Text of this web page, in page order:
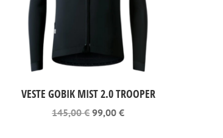
VESTE GOBIK MIST 2.0 TROOPER
145,00€ Le
99,00€Le